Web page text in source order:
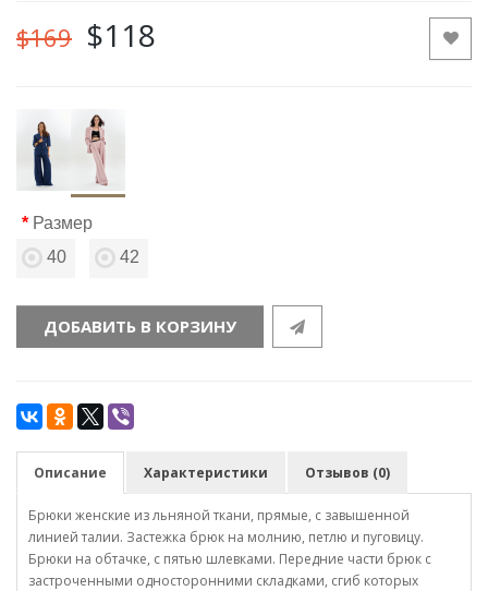
$169 $118
Размер
40
42
ДОБАВИТЬ В КОРЗИНУ
Описание Характеристики Отзывов (0)
Брюки женские из льняной ткани, прямые, с завышенной
линией талии. Застежка брюк на молнию, петлю и пуговицу.
Брюки на обтачке, с пятью шлевками. Передние части брюк с
застроченными односторонними складками, сгиб которых